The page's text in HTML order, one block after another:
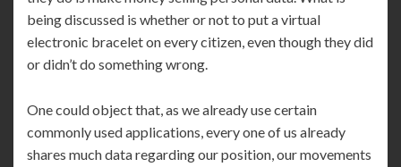
being discussed is whether or not to put a virtual
electronic bracelet on every citizen, even though they did
or didn’t do something wrong.
One could object that, as we already use certain
commonly used applications, every one of us already
shares much data regarding our position, our movements